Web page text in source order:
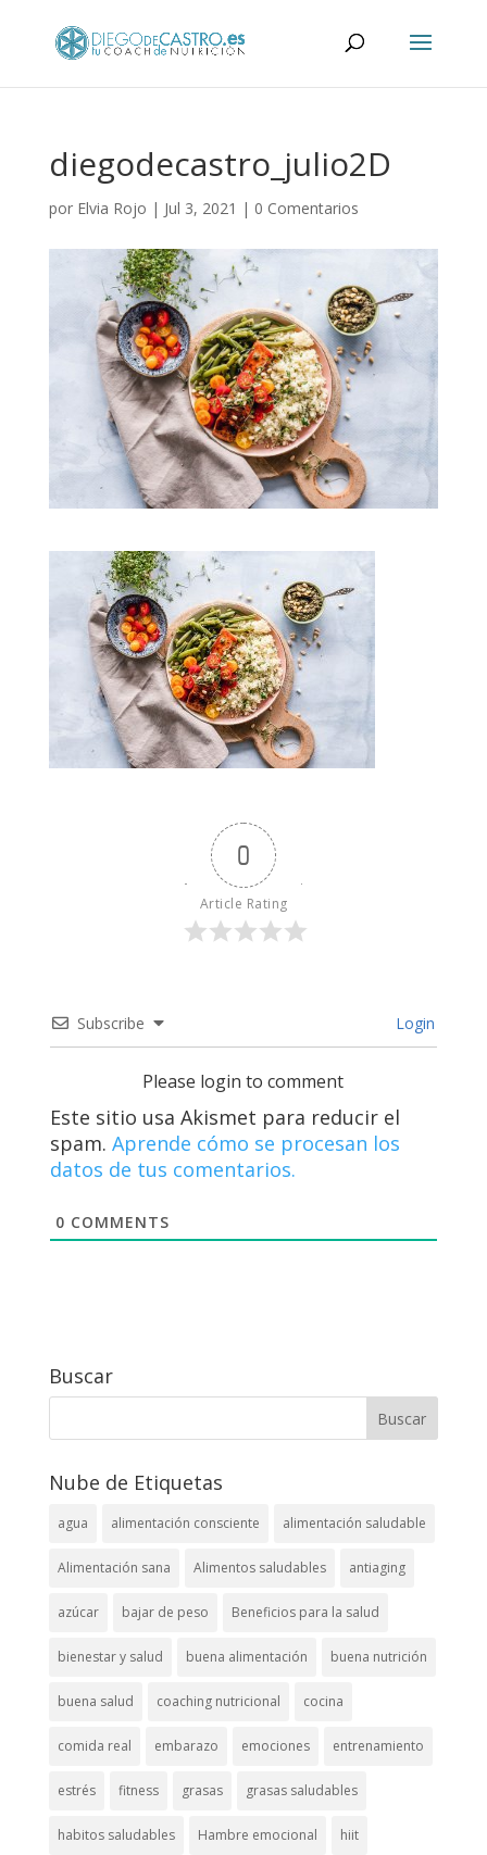
diegodecastro_julio2D
por Elvia Rojo | Jul 3, 2021 | 0 Comentarios
0
Article Rating
Subscribe Login
Please login to comment
Este sitio usa Akismet para reducir el
spam. Aprende cómo se procesan los
datos de tus comentarios.
0 COMMENTS
Buscar
Nube de Etiquetas
agua alimentación consciente alimentación saludable
Alimentación sana Alimentos saludables antiaging
azúcar bajar de peso Beneficios para la salud
bienestar y salud buena alimentación buena nutrición
buena salud coaching nutricional cocina
comida real embarazo emociones entrenamiento
estrés fitness grasas grasas saludables
habitos saludables Hambre emocional hiit